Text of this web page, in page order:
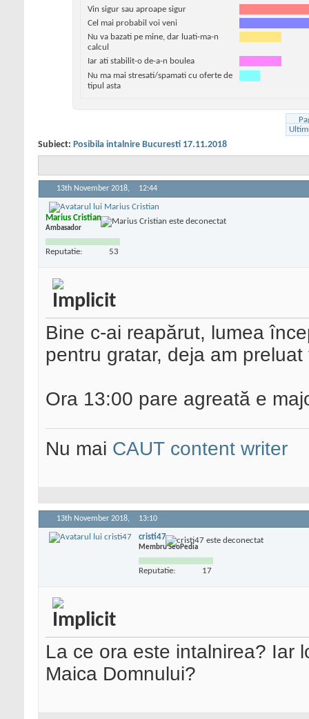
Vin sigur sau aproape sigur
Cel mai probabil voi veni
Nu va bazati pe mine, dar luati-ma-n
calcul
Iar ati stabilit-o de-a-n boulea
Nu ma mai stresati/spamati cu oferte de
tipul asta
Subiect: Posibila intalnire Bucuresti 17.11.2018
13th November 2018, 12:44
Marius Cristian
Ambasador
Reputatie: 53
Bine c-ai reapărut, lumea
pentru gratar, deja am
Ora 13:00 pare agreată e
Nu mai CAUT content writer
13th November 2018, 13:10
cristi47
Membru SeoPedia
Reputatie: 17
La ce ora este intalnirea? Iar
Maica Domnului?